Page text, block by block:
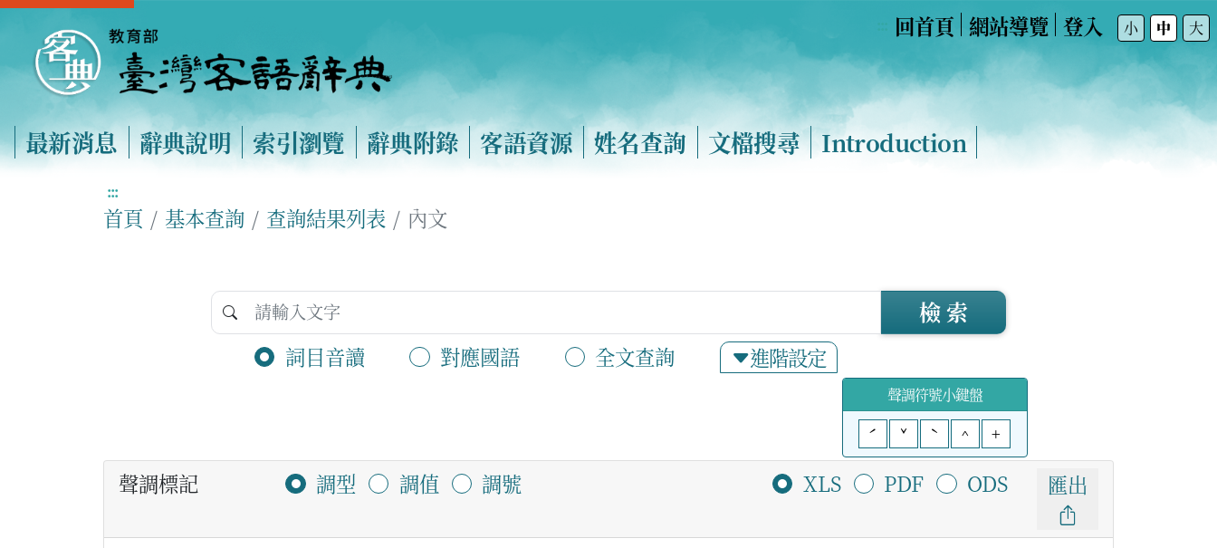
回首頁 網站導覽 登入 小 中 大
最新消息 辭典說明 索引瀏覽 辭典附錄 客語資源 姓名查詢 文檔搜尋 Introduction
:::
首頁 基本查詢 查詢結果列表 內文
詞目音讀 對應國語 全文查詢 進階設定
檢 索
聲調符號小鍵盤
ˊ
ˇ ˋ ^ +
聲調標記 調型 調值 調號 XLS PDF ODS 匯出